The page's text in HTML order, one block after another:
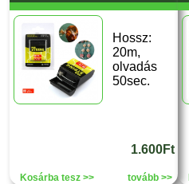
Hossz:
20m,
olvadás
50sec.
1.600Ft
Kosárba tesz >> tovább >>